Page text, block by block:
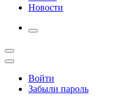
Новости
More
Открыть
поиск
Профиль
Войти
Забыли пароль